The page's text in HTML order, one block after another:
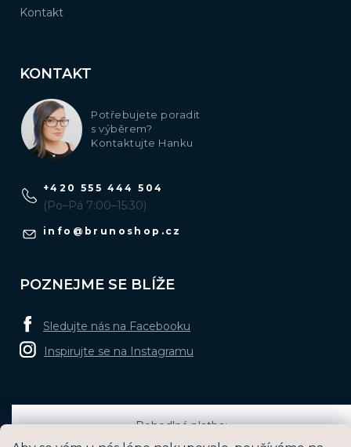
Kontakt
KONTAKT
Potřebujete poradit
s výběrem?
Kontaktujte Hanku
info @ brunoshop.cz
+420 555 444 504
(Po–Pá 7:00–15:30)
POZNEJME SE BLÍŽE
Sledujte nás na Facebooku
Inspirujte se na Instagramu
Pohodlná platba: